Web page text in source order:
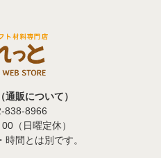
販について）
838-8966
（日曜定休）
間とは別です。